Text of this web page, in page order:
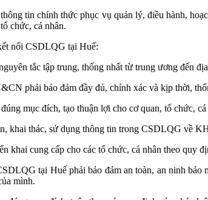
tin chính thức phục vụ quản lý, điều hành,
chức, cá nhân.
nối CSDLQG tại Huế:
tắc tập trung, thống nhất từ trung ương đến
phải bảo đảm đầy đủ, chính xác và kịp thời,
mục đích, tạo thuận lợi cho cơ quan, tổ chức,
khai thác, sử dụng thông tin trong CSDLQG về
khai cung cấp cho các tổ chức, cá nhân theo quy
tại Huế phải bảo đảm an toàn, an ninh
mình.